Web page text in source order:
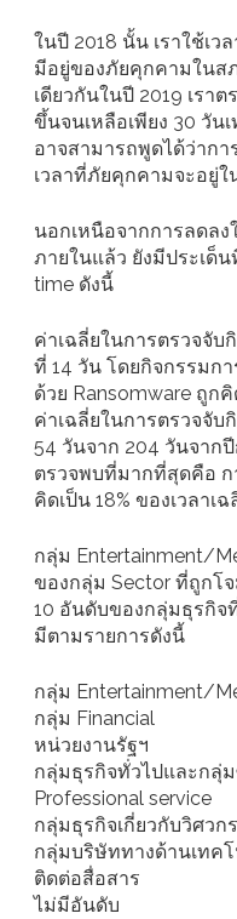
ในปี 2018 นั้น เราใช้เว
มีอยู่ของภัยคุกคามในส
เดียวกันในปี 2019 เรา
ขึ้นจนเหลือเพียง 30 วั
อาจสามารถพูดได้ว่าก
เวลาที่ภัยคุกคามจะอยู่
นอกเหนือจากการลดล
ภายในแล้ว ยังมีประเด็
time ดังนี้
ค่าเฉลี่ยในการตรวจจับ
ที่ 14 วัน โดยกิจกรรมก
ด้วย Ransomware ถูกคิ
ค่าเฉลี่ยในการตรวจจับ
54 วันจาก 204 วันจาก
ตรวจพบที่มากที่สุดคือ ก
คิดเป็น 18% ของเวลาเฉ
กลุ่ม Entertainment/
ของกลุ่ม Sector ที่ถูกโ
10 อันดับของกลุ่มธุรกิจ
มีตามรายการดังนี้
กลุ่ม Entertainment/
กลุ่ม Financial
หน่วยงานรัฐฯ
กลุ่มธุรกิจทั่วไปและกลุ่
Professional service
กลุ่มธุรกิจเกี่ยวกับวิศวก
กลุ่มบริษัททางด้านเทค
ติดต่อสื่อสาร
ไม่มีอันดับ